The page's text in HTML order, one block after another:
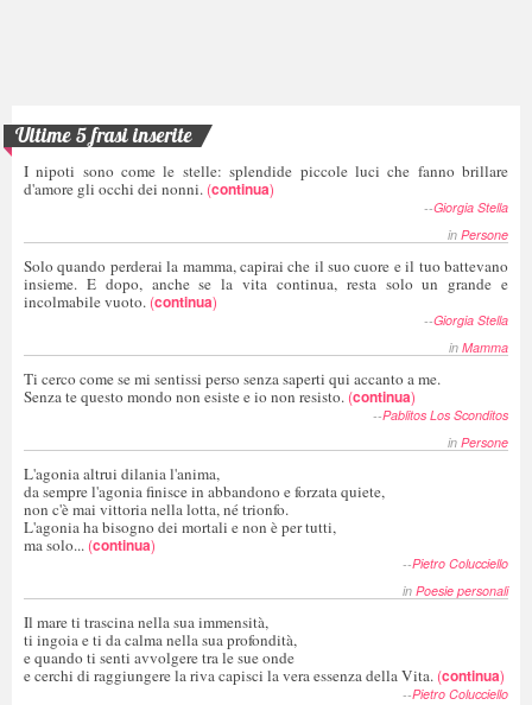
Ultime 5 frasi inserite
I nipoti sono come le stelle: splendide piccole luci che fanno brillare
d'amore gli occhi dei nonni. (continua)
--Giorgia Stella
in Persone
Solo quando perderai la mamma, capirai che il suo cuore e il tuo battevano
insieme. E dopo, anche se la vita continua, resta solo un grande e
incolmabile vuoto. (continua)
--Giorgia Stella
in Mamma
Ti cerco come se mi sentissi perso senza saperti qui accanto a me.
Senza te questo mondo non esiste e io non resisto. (continua)
--Pablitos Los Sconditos
in Persone
L'agonia altrui dilania l'anima,
da sempre l'agonia finisce in abbandono e forzata quiete,
non c'è mai vittoria nella lotta, né trionfo.
L'agonia ha bisogno dei mortali e non è per tutti,
ma solo... (continua)
--Pietro Colucciello
in Poesie personali
Il mare ti trascina nella sua immensità,
ti ingoia e ti da calma nella sua profondità,
e quando ti senti avvolgere tra le sue onde
e cerchi di raggiungere la riva capisci la vera essenza della Vita. (continua)
--Pietro Colucciello